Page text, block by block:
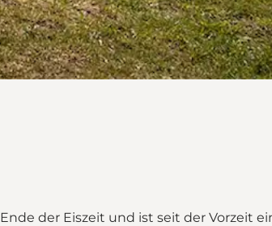
der Eiszeit und ist seit der Vorzeit